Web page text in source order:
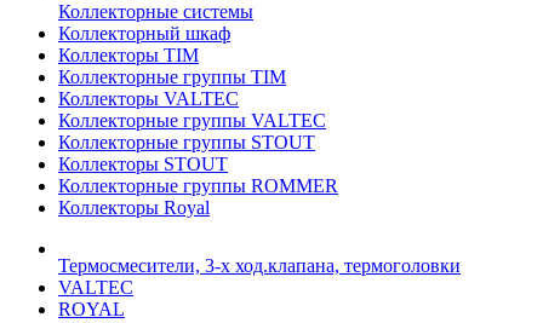
Коллекторные системы
Коллекторный шкаф
Коллекторы TIM
Коллекторные группы TIM
Коллекторы VALTEC
Коллекторные группы VALTEC
Коллекторные группы STOUT
Коллекторы STOUT
Коллекторные группы ROMMER
Коллекторы Royal
Термосмесители, 3-х ход.клапана, термоголовки
VALTEC
ROYAL